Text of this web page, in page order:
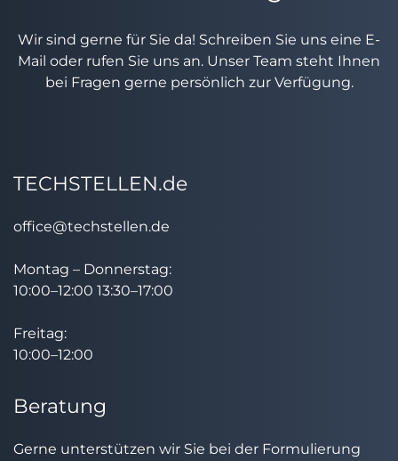
Wir sind gerne für Sie da! Schreiben Sie uns eine E-
Mail oder rufen Sie uns an. Unser Team steht Ihnen
bei Fragen gerne persönlich zur Verfügung.
TECHSTELLEN.de
office@techstellen.de
Montag – Donnerstag:
10:00–12:00 13:30–17:00
Freitag:
10:00–12:00
Beratung
Gerne unterstützen wir Sie bei der Formulierung